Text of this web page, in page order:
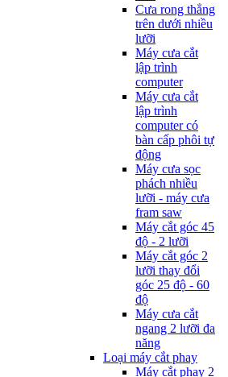
Cưa rong thẳng
trên dưới nhiều
lưỡi
Máy cưa cắt
lập trình
computer
Máy cưa cắt
lập trình
computer có
bàn cấp phôi tự
động
Máy cưa sọc
phách nhiều
lưỡi - máy cưa
fram saw
Máy cắt góc 45
độ - 2 lưỡi
Máy cắt góc 2
lưỡi thay đổi
góc 25 độ - 60
độ
Máy cưa cắt
ngang 2 lưỡi đa
năng
Loại máy cắt phay
Máy cắt phay 2